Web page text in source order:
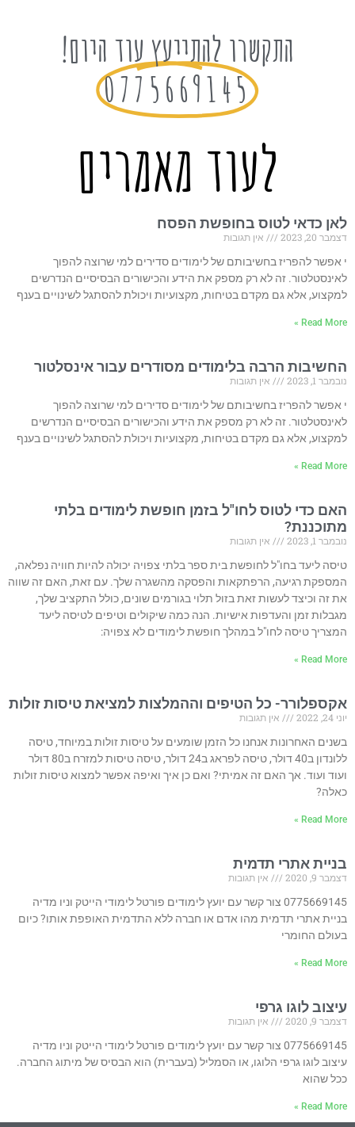
התקשרו להתייעץ עוד היום!
0775669145
לעוד מאמרים
לאן כדאי לטוס בחופשת הפסח
דצמבר 20, 2023
אין תגובות
י אפשר להפריז בחשיבותם של לימודים סדירים למי שרוצה להפוך
לאינסטלטור. זה לא רק מספק את הידע והכישורים הבסיסיים הנדרשים
למקצוע, אלא גם מקדם בטיחות, מקצועיות ויכולת להסתגל לשינויים בענף
Read More »
החשיבות הרבה בלימודים מסודרים עבור אינסלטור
נובמבר 1, 2023
אין תגובות
י אפשר להפריז בחשיבותם של לימודים סדירים למי שרוצה להפוך
לאינסטלטור. זה לא רק מספק את הידע והכישורים הבסיסיים הנדרשים
למקצוע, אלא גם מקדם בטיחות, מקצועיות ויכולת להסתגל לשינויים בענף
Read More »
האם כדי לטוס לחו"ל בזמן חופשת לימודים בלתי
מתוכננת?
נובמבר 1, 2023
אין תגובות
טיסה ליעד בחו"ל לחופשת בית ספר בלתי צפויה יכולה להיות חוויה נפלאה,
המספקת רגיעה, הרפתקאות והפסקה מהשגרה שלך. עם זאת, האם זה שווה
את זה וכיצד לעשות זאת בזול תלוי בגורמים שונים, כולל התקציב שלך,
מגבלות זמן והעדפות אישיות. הנה כמה שיקולים וטיפים לטיסה ליעד
המצריך טיסה לחו"ל במהלך חופשת לימודים לא צפויה:
Read More »
אקספלורר- כל הטיפים וההמלצות למציאת טיסות זולות
יוני 24, 2022
אין תגובות
בשנים האחרונות אנחנו כל הזמן שומעים על טיסות זולות במיוחד, טיסה
ללונדון ב40 דולר, טיסה לפראג ב24 דולר, טיסה טיסות למזרח ב80 דולר
ועוד ועוד. אך האם זה אמיתי? ואם כן איך ואיפה אפשר למצוא טיסות זולות
כאלה?
Read More »
בניית אתרי תדמית
דצמבר 9, 2020
אין תגובות
0775669145 צור קשר עם יועץ לימודים פורטל לימודי הייטק וניו מדיה
בניית אתרי תדמית מהו אדם או חברה ללא התדמית האופפת אותו? כיום
בעולם החומרי
Read More »
עיצוב לוגו גרפי
דצמבר 9, 2020
אין תגובות
0775669145 צור קשר עם יועץ לימודים פורטל לימודי הייטק וניו מדיה
עיצוב לוגו גרפי הלוגו, או הסמליל (בעברית) הוא הבסיס של מיתוג החברה.
ככל שהוא
Read More »